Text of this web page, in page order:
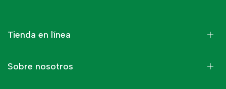
Tienda en línea
Sobre nosotros